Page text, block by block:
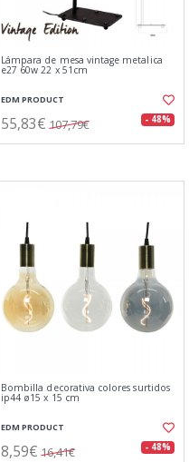
Lámpara de mesa vintage metalica
e27 60w 22 x 51cm
EDM PRODUCT
55,83€ 107,79€ - 48%
Bombilla decorativa colores surtidos
ip44 ø15 x 15 cm
EDM PRODUCT
8,59€ 16,41€ - 48%